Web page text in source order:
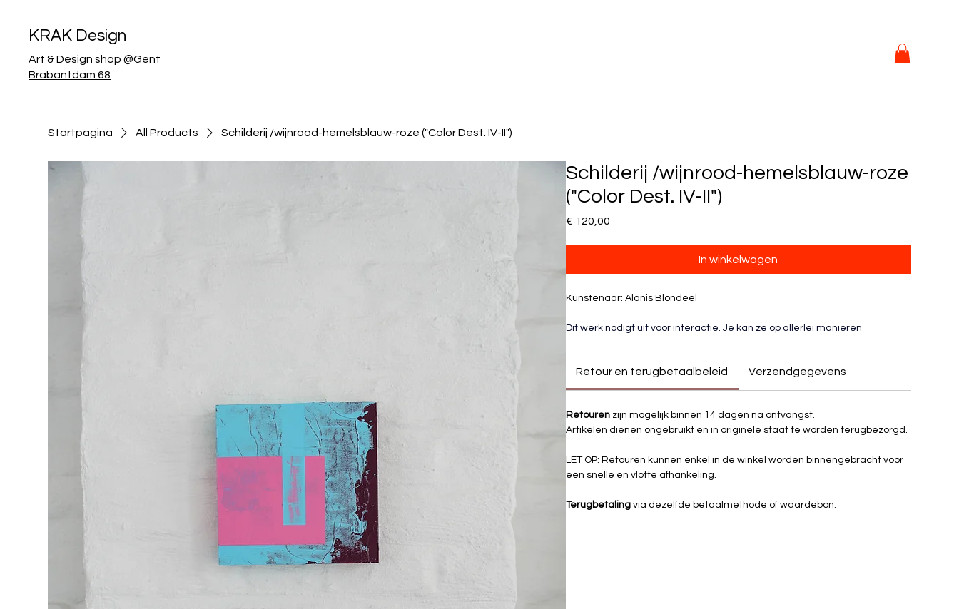
KRAK Design
Art & Design shop @Gent
Brabantdam 68
Startpagina All Products Schilderij /wijnrood-hemelsblauw-roze ("Color Dest. IV-II")
Schilderij /wijnrood-hemelsblauw-roze
("Color Dest. IV-II")
€ 120,00Prijs
In winkelwagen
Kunstenaar: Alanis Blondeel
Dit werk nodigt uit voor interactie. Je kan ze op allerlei manieren
Ideaal om een plekje op jouw muur een kleur of touch te geven.
Pièce unique
Retour en terugbetaalbeleid Verzendgegevens
Retouren zijn mogelijk binnen 14 dagen na ontvangst.
Artikelen dienen ongebruikt en in originele staat te worden terugbezorgd.
LET OP: Retouren kunnen enkel in de winkel worden binnengebracht voor
een snelle en vlotte afhankeling.
Terugbetaling via dezelfde betaalmethode of waardebon.